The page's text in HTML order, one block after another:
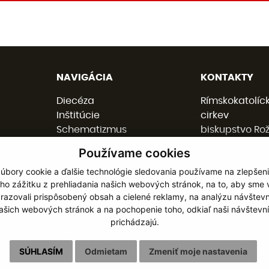
Používame cookies
cookie a ďalšie technológie sledovania používame na
zážitku z prehliadania našich webových stránok, na to, aby sme
prispôsobený obsah a cielené reklamy, na analýzu
webových stránok a na pochopenie toho, odkiaľ naši
prichádzajú.
SÚHLASÍM Odmietam Zmeniť moje nastavenia
NAVIGÁCIA
Diecéza
Inštitúcie
Schematizmus
Dokumenty
Udalosti
Pre kňazov
Jubileum 2025
Cookies
KONTAKTY
cirkev
biskupstvo
058 / 78 77 201